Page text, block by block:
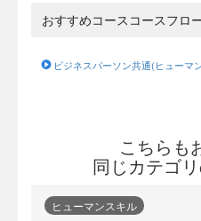
おすすめコースコースフロ
ビジネスパーソン共通(ヒューマ
こちらも
同じカテゴ
ヒューマンスキル